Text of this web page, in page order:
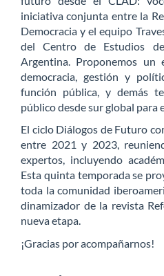
iniciativa conjunta entre la
Democracia y el equipo
del Centro de Estudios
Argentina. Proponemos un
democracia, gestión y
función pública, y demás
público desde sur global para
El ciclo Diálogos de Futuro
entre 2021 y 2023,
expertos, incluyendo
Esta quinta temporada se
toda la comunidad
dinamizador de la revista
nueva etapa.
¡Gracias por acompañarnos!